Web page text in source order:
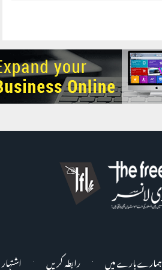
ہمارے بارے میں رابطہ کریں